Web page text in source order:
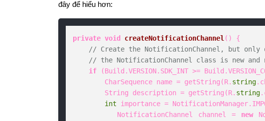
đây để hiểu hơn:
private void createNotificationChannel()
{
// Create the NotificationChannel, but only
// the NotificationChannel class is new
if (Build.VERSION.SDK_INT >=
        CharSequence name = getString(R.
string
        String description = getString(R.
string
int importance =
        NotificationChannel channel =
new